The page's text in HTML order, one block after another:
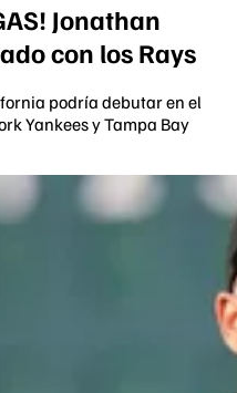
Jonathan
con los Rays
podría debutar en el
Yankees y Tampa Bay